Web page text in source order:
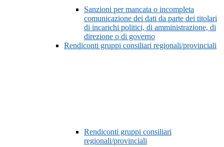
Sanzioni per mancata o incompleta
comunicazione dei dati da parte dei titolari
di incarichi politici, di amministrazione, di
direzione o di governo
Rendiconti gruppi consiliari regionali/provinciali
Rendiconti gruppi consiliari
regionali/provinciali